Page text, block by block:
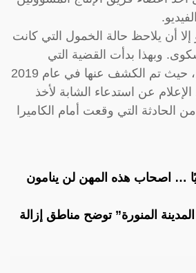
أن يلاحظ حالة الخمول التي كانت
وبهذا بدأت القضية التي
استمرت لمدة عامين، حيث تم الكشف عنها في عام 2019
عن استدعاء الشابة لأخذ
الحادثة التي وقعت أمام الكاميرا
… اصحاب هذه المهن لن ينامون
المدينة المنورة” توضح مناطق إزالة